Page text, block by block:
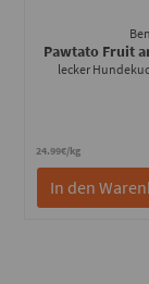
Pawtato Fruit
lecker
24.99€/kg
In den